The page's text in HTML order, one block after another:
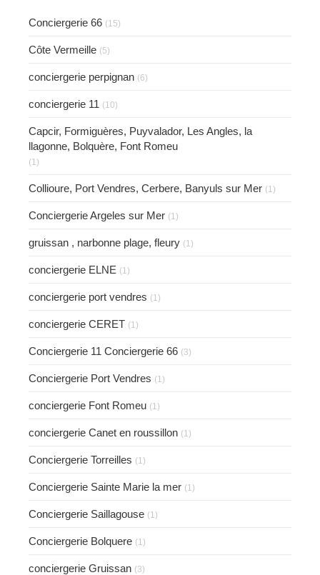
Conciergerie 66 (15)
Côte Vermeille (5)
conciergerie perpignan (6)
conciergerie 11 (10)
Capcir, Formiguères, Puyvalador, Les Angles, la
llagonne, Bolquère, Font Romeu
(1)
Collioure, Port Vendres, Cerbere, Banyuls sur Mer (1)
Conciergerie Argeles sur Mer (1)
gruissan , narbonne plage, fleury (1)
conciergerie ELNE (1)
conciergerie port vendres (1)
conciergerie CERET (1)
Conciergerie 11 Conciergerie 66 (3)
Conciergerie Port Vendres (1)
conciergerie Font Romeu (1)
conciergerie Canet en roussillon (1)
Conciergerie Torreilles (1)
Conciergerie Sainte Marie la mer (1)
Conciergerie Saillagouse (1)
Conciergerie Bolquere (1)
conciergerie Gruissan (3)